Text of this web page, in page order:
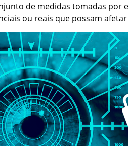
de medidas tomadas por
ou reais que possam